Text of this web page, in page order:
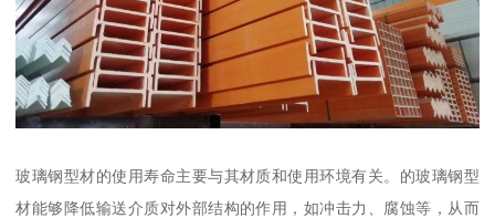
玻璃钢型材的使用寿命主要与其材质和使用环境有关。的玻璃钢型
材能够降低输送介质对外部结构的作用，如冲击力、腐蚀等，从而